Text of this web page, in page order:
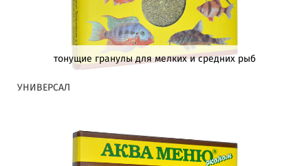
тонущие гранулы для мелких и средних рыб
УНИВЕРСАЛ